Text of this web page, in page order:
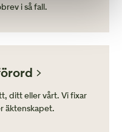
i så fall.
ditt eller vårt. Vi fixar
äktenskapet.